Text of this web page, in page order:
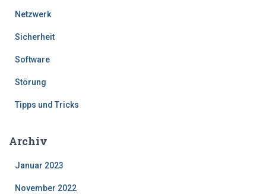
Netzwerk
Sicherheit
Software
Störung
Tipps und Tricks
Archiv
Januar 2023
November 2022